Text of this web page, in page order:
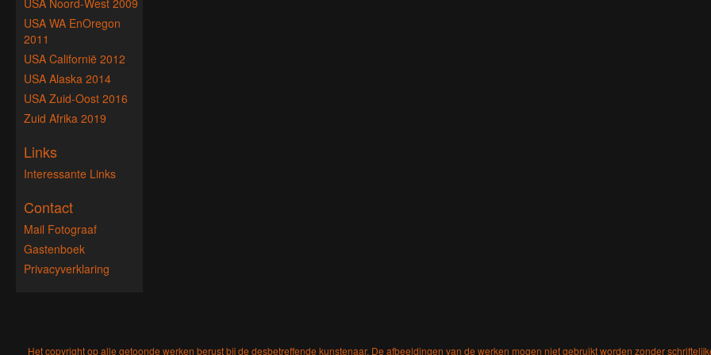
USA Noord-West 2009
USA WA EnOregon
2011
USA Californië 2012
USA Alaska 2014
USA Zuid-Oost 2016
Zuid Afrika 2019
Links
Interessante Links
Contact
Mail Fotograaf
Gastenboek
Privacyverklaring
Het copyright op alle getoonde werken berust bij de desbetreffende kunstenaar. De afbeeldingen van de werken mogen niet gebruikt worden zonder